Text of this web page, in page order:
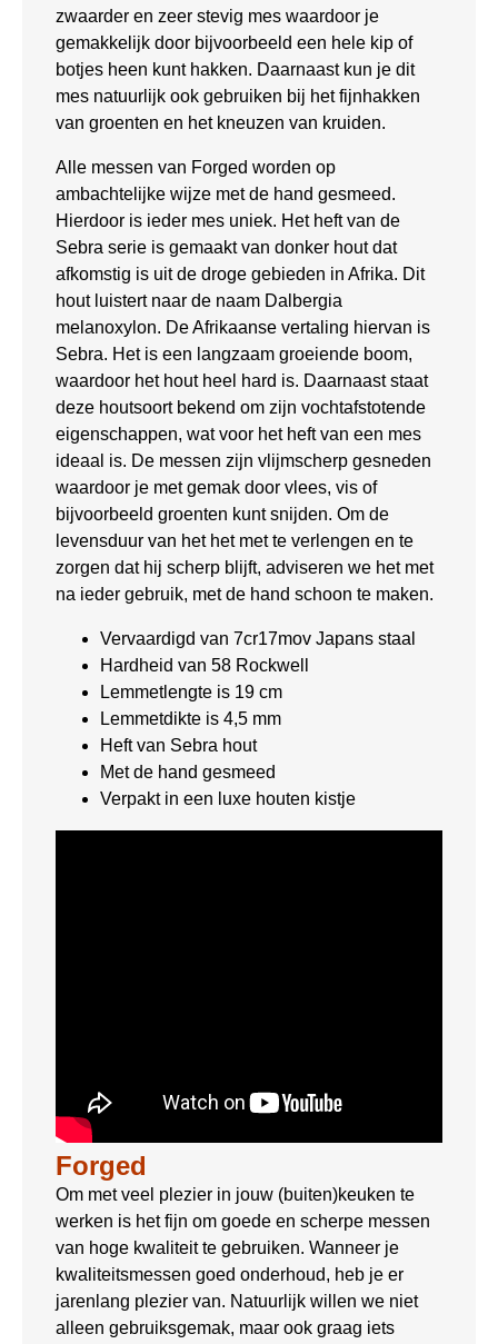
zwaarder en zeer stevig mes waardoor je
gemakkelijk door bijvoorbeeld een hele kip of
botjes heen kunt hakken. Daarnaast kun je dit
mes natuurlijk ook gebruiken bij het fijnhakken
van groenten en het kneuzen van kruiden.
Alle messen van Forged worden op
ambachtelijke wijze met de hand gesmeed.
Hierdoor is ieder mes uniek. Het heft van de
Sebra serie is gemaakt van donker hout dat
afkomstig is uit de droge gebieden in Afrika. Dit
hout luistert naar de naam Dalbergia
melanoxylon. De Afrikaanse vertaling hiervan is
Sebra. Het is een langzaam groeiende boom,
waardoor het hout heel hard is. Daarnaast staat
deze houtsoort bekend om zijn vochtafstotende
eigenschappen, wat voor het heft van een mes
ideaal is. De messen zijn vlijmscherp gesneden
waardoor je met gemak door vlees, vis of
bijvoorbeeld groenten kunt snijden. Om de
levensduur van het het met te verlengen en te
zorgen dat hij scherp blijft, adviseren we het met
na ieder gebruik, met de hand schoon te maken.
Vervaardigd van 7cr17mov Japans staal
Hardheid van 58 Rockwell
Lemmetlengte is 19 cm
Lemmetdikte is 4,5 mm
Heft van Sebra hout
Met de hand gesmeed
Verpakt in een luxe houten kistje
Forged
Om met veel plezier in jouw (buiten)keuken te
werken is het fijn om goede en scherpe messen
van hoge kwaliteit te gebruiken. Wanneer je
kwaliteitsmessen goed onderhoud, heb je er
jarenlang plezier van. Natuurlijk willen we niet
alleen gebruiksgemak, maar ook graag iets